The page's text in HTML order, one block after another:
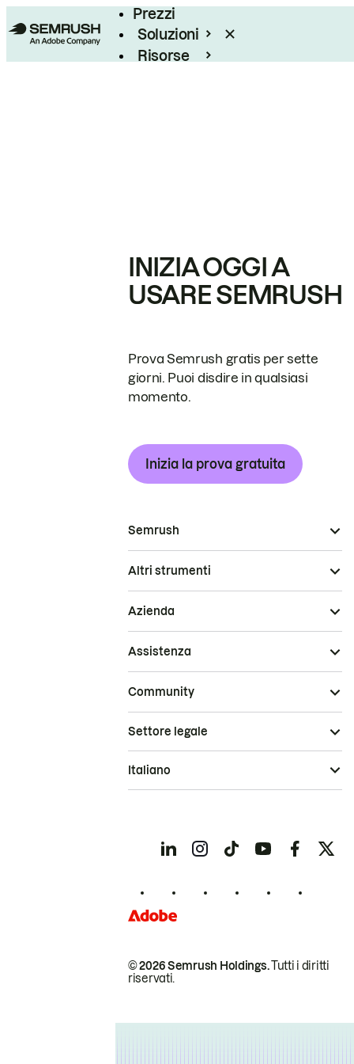
Prezzi
Soluzioni
Risorse
INIZIA OGGI A
USARE SEMRUSH
Prova Semrush gratis per sette
giorni. Puoi disdire in qualsiasi
momento.
Inizia la prova gratuita
Semrush
Altri strumenti
Azienda
Assistenza
Community
© 2026 Semrush Holdings.Tutti i diritti
riservati.
Settore legale
Italiano